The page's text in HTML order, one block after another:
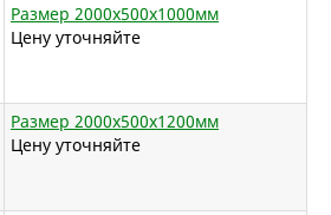
Размер 2000х500х1000мм
Цену уточняйте
Размер 2000х500х1200мм
Цену уточняйте